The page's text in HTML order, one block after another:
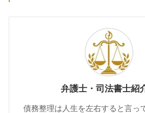
弁護士・司法書士紹
債務整理は人生を左右すると言っ